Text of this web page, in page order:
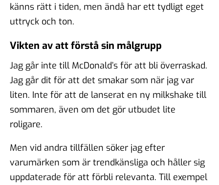
känns rätt i tiden, men ändå har ett tydligt eget
uttryck och ton.
Vikten av att förstå sin målgrupp
Jag går inte till McDonald’s för att bli överraskad.
Jag går dit för att det smakar som när jag var
liten. Inte för att de lanserat en ny milkshake till
sommaren, även om det gör utbudet lite
roligare.
Men vid andra tillfällen söker jag efter
varumärken som är trendkänsliga och håller sig
uppdaterade för att förbli relevanta. Till exempel